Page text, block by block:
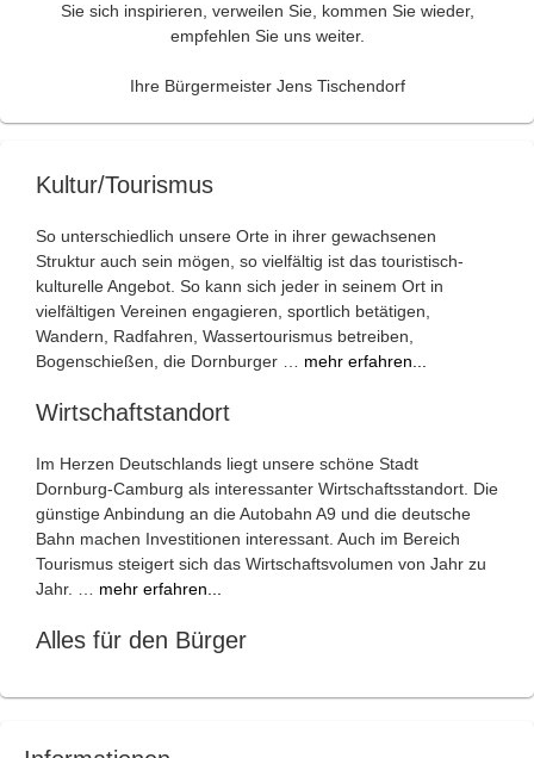
Sie sich inspirieren, verweilen Sie, kommen Sie wieder,
empfehlen Sie uns weiter.
Ihre Bürgermeister Jens Tischendorf
Kultur/Tourismus
So unterschiedlich unsere Orte in ihrer gewachsenen
Struktur auch sein mögen, so vielfältig ist das touristisch-
kulturelle Angebot. So kann sich jeder in seinem Ort in
vielfältigen Vereinen engagieren, sportlich betätigen,
Wandern, Radfahren, Wassertourismus betreiben,
Bogenschießen, die Dornburger … mehr erfahren...
Wirtschaftstandort
Im Herzen Deutschlands liegt unsere schöne Stadt
Dornburg-Camburg als interessanter Wirtschaftsstandort. Die
günstige Anbindung an die Autobahn A9 und die deutsche
Bahn machen Investitionen interessant. Auch im Bereich
Tourismus steigert sich das Wirtschaftsvolumen von Jahr zu
Jahr. … mehr erfahren...
Alles für den Bürger